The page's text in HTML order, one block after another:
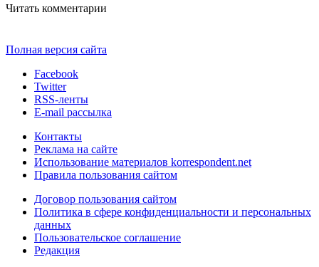
Читать комментарии
Полная версия сайта
Facebook
Twitter
RSS-ленты
E-mail рассылка
Контакты
Реклама на сайте
Использование материалов korrespondent.net
Правила пользования сайтом
Договор пользования сайтом
Политика в сфере конфиденциальности и персональных
данных
Пользовательское соглашение
Редакция